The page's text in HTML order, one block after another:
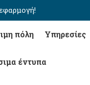
πόλη Υπηρεσίες
έντυπα